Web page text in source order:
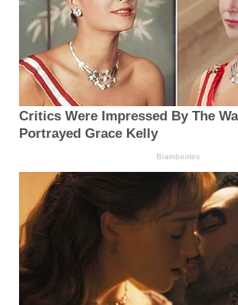
Critics Were Impressed By The
Portrayed Grace Kelly
Brainberries